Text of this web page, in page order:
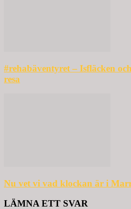
#rehabäventyret – Isfläcken
resa
Nu vet vi vad klockan är i
LÄMNA ETT SVAR